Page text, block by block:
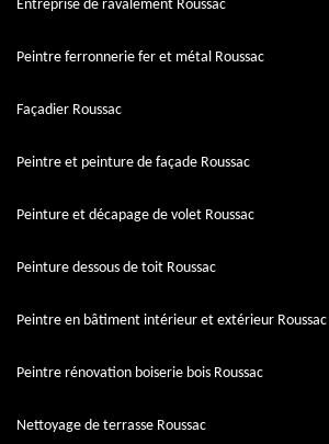
Entreprise de ravalement Roussac
Peintre ferronnerie fer et métal Roussac
Façadier Roussac
Peintre et peinture de façade Roussac
Peinture et décapage de volet Roussac
Peinture dessous de toit Roussac
Peintre en bâtiment intérieur et extérieur Roussac
Peintre rénovation boiserie bois Roussac
Nettoyage de terrasse Roussac